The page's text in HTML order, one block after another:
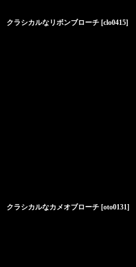
クラシカルなリボンブローチ [clo0415]
クラシカルなカメオブローチ [oto0131]